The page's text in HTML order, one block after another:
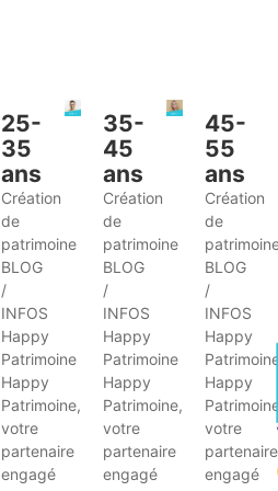
25-
35
ans
Création
de
patrimoine
BLOG
/
INFOS
Happy
Patrimoine
Happy
Patrimoine,
votre
partenaire
engagé
35-
45
ans
Création
de
patrimoine
BLOG
/
INFOS
Happy
Patrimoine
Happy
Patrimoine,
votre
partenaire
engagé
45-
55
ans
Création
de
BLOG
/
INFOS
Happy
Patrimoine
Happy
Patrimoine,
votre
partenaire
engagé